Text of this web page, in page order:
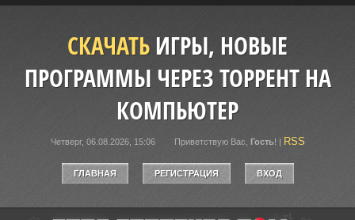
СКАЧАТЬИГРЫ, НОВЫЕ
ПРОГРАММЫ ЧЕРЕЗ ТОРРЕНТ НА
КОМПЬЮТЕР
Четверг, 06.08.2026, 15:06 Приветствую Вас Гость! | RSS
ГЛАВНАЯ РЕГИСТРАЦИЯ ВХОД